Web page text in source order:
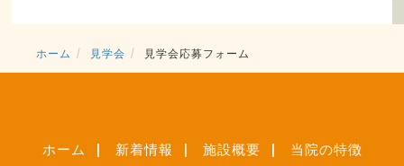
ホーム 見学会 見学会応募フォーム
ホーム 新着情報 施設概要 当院の特徴